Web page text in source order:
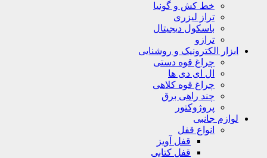
خط کش و گونیا
تراز لیزری
باسکول دیجیتال
ترازو
ابزار الکترونیک و روشنایی
چراغ قوه دستی
ال ای دی ها
چراغ قوه کلاهی
چند راهی برق
پروژوکتور
لوازم جانبی
انواع قفل
قفل آویز
قفل کتابی